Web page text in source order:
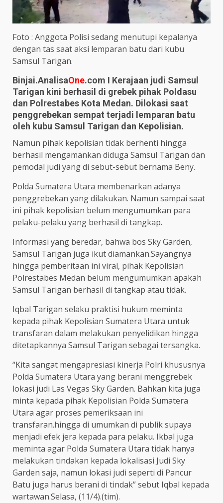
Foto : Anggota Polisi sedang menutupi kepalanya
dengan tas saat aksi lemparan batu dari kubu
Samsul Tarigan.
Binjai.AnalisaOne.com I Kerajaan judi Samsul
Tarigan kini berhasil di grebek pihak Poldasu
dan Polrestabes Kota Medan. Dilokasi saat
penggrebekan sempat terjadi lemparan batu
oleh kubu Samsul Tarigan dan Kepolisian.
Namun pihak kepolisian tidak berhenti hingga
berhasil mengamankan diduga Samsul Tarigan dan
pemodal judi yang di sebut-sebut bernama Beny.
Polda Sumatera Utara membenarkan adanya
penggrebekan yang dilakukan. Namun sampai saat
ini pihak kepolisian belum mengumumkan para
pelaku-pelaku yang berhasil di tangkap.
Informasi yang beredar, bahwa bos Sky Garden,
Samsul Tarigan juga ikut diamankan.Sayangnya
hingga pemberitaan ini viral, pihak Kepolisian
Polrestabes Medan belum mengumumkan apakah
Samsul Tarigan berhasil di tangkap atau tidak.
Iqbal Tarigan selaku praktisi hukum meminta
kepada pihak Kepolisian Sumatera Utara untuk
transfaran dalam melakukan penyelidikan hingga
ditetapkannya Samsul Tarigan sebagai tersangka.
“Kita sangat mengapresiasi kinerja Polri khususnya
Polda Sumatera Utara yang berani menggrebek
lokasi judi Las Vegas Sky Garden. Bahkan kita juga
minta kepada pihak Kepolisian Polda Sumatera
Utara agar proses pemeriksaan ini
transfaran.hingga di umumkan di publik supaya
menjadi efek jera kepada para pelaku. Ikbal juga
meminta agar Polda Sumatera Utara tidak hanya
melakukan tindakan kepada lokalisasi Judi Sky
Garden saja, namun lokasi judi seperti di Pancur
Batu juga harus berani di tindak” sebut Iqbal kepada
wartawan.Selasa, (11/4).(tim).